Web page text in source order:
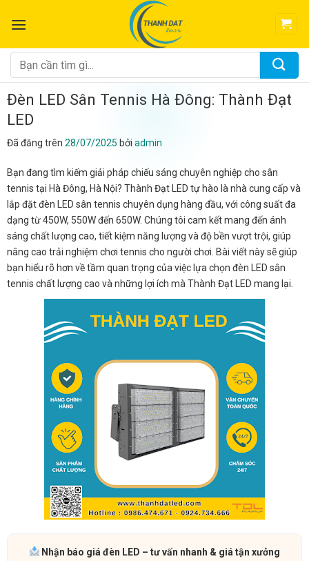
đến
dung
Tìm
kiếm:
Đèn LED Sân Tennis Hà Đông: Thành Đạt
LED
Đã đăng trên 28/07/2025 bởi admin
Bạn đang tìm kiếm giải pháp chiếu sáng chuyên nghiệp cho sân
tennis tại Hà Đông, Hà Nội? Thành Đạt LED tự hào là nhà cung cấp và
lắp đặt đèn LED sân tennis chuyên dụng hàng đầu, với công suất đa
dạng từ 450W, 550W đến 650W. Chúng tôi cam kết mang đến ánh
sáng chất lượng cao, tiết kiệm năng lượng và độ bền vượt trội, giúp
nâng cao trải nghiệm chơi tennis cho người chơi. Bài viết này sẽ giúp
bạn hiểu rõ hơn về tầm quan trọng của việc lựa chọn đèn LED sân
tennis chất lượng cao và những lợi ích mà Thành Đạt LED mang lại.
Nhận báo giá đèn LED – tư vấn nhanh & giá tận xưởng